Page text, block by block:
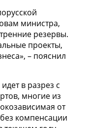
министра,
резервы.
проекты,
– пояснил
в разрез с
многие из
от
компенсации